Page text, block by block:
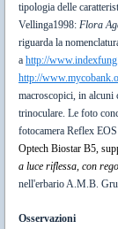
tipologia delle
Vellinga1998: Flora
riguarda la
a http://
http://
macroscopici, in alcuni
trinoculare. Le foto
fotocamera Reflex
Optech Biostar B5,
a luce riflessa, con
nell'erbario A.M.B.
Osservazioni